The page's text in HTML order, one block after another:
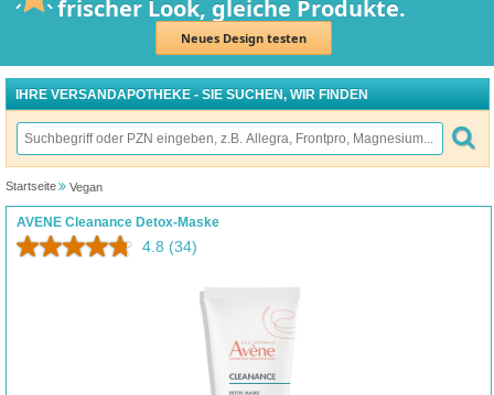
frischer Look, gleiche Produkte.
Neues Design testen
IHRE VERSANDAPOTHEKE - SIE SUCHEN, WIR FINDEN
Startseite Vegan
AVENE Cleanance Detox-Maske
4.8 (34)